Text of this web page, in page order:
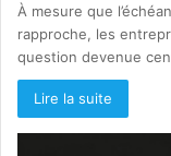
À mesure que
rapproche, les
question devenue
Lire la suite